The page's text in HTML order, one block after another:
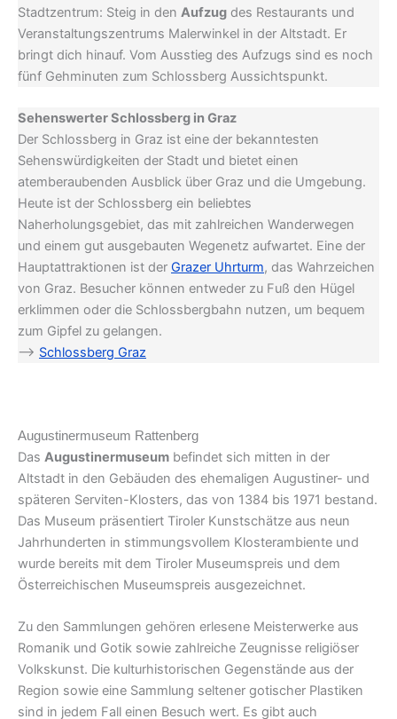
Stadtzentrum: Steig in den Aufzug des Restaurants und
Veranstaltungszentrums Malerwinkel in der Altstadt. Er
bringt dich hinauf. Vom Ausstieg des Aufzugs sind es noch
fünf Gehminuten zum Schlossberg Aussichtspunkt.
Sehenswerter Schlossberg in Graz
Der Schlossberg in Graz ist eine der bekanntesten
Sehenswürdigkeiten der Stadt und bietet einen
atemberaubenden Ausblick über Graz und die Umgebung.
Heute ist der Schlossberg ein beliebtes
Naherholungsgebiet, das mit zahlreichen Wanderwegen
und einem gut ausgebauten Wegenetz aufwartet. Eine der
Hauptattraktionen ist der Grazer Uhrturm, das Wahrzeichen
von Graz. Besucher können entweder zu Fuß den Hügel
erklimmen oder die Schlossbergbahn nutzen, um bequem
zum Gipfel zu gelangen.
–> Schlossberg Graz
Augustinermuseum Rattenberg
Das Augustinermuseum befindet sich mitten in der
Altstadt in den Gebäuden des ehemaligen Augustiner- und
späteren Serviten-Klosters, das von 1384 bis 1971 bestand.
Das Museum präsentiert Tiroler Kunstschätze aus neun
Jahrhunderten in stimmungsvollem Klosterambiente und
wurde bereits mit dem Tiroler Museumspreis und dem
Österreichischen Museumspreis ausgezeichnet.
Zu den Sammlungen gehören erlesene Meisterwerke aus
Romanik und Gotik sowie zahlreiche Zeugnisse religiöser
Volkskunst. Die kulturhistorischen Gegenstände aus der
Region sowie eine Sammlung seltener gotischer Plastiken
sind in jedem Fall einen Besuch wert. Es gibt auch